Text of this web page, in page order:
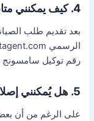
4. كيف يمكنني متابعة حالة طلب الصيانة؟
بعد تقديم طلب
رقم توكيل
5. هل يُمكنني إصلاح الشاشة بنفسي؟
على الرغم من أن